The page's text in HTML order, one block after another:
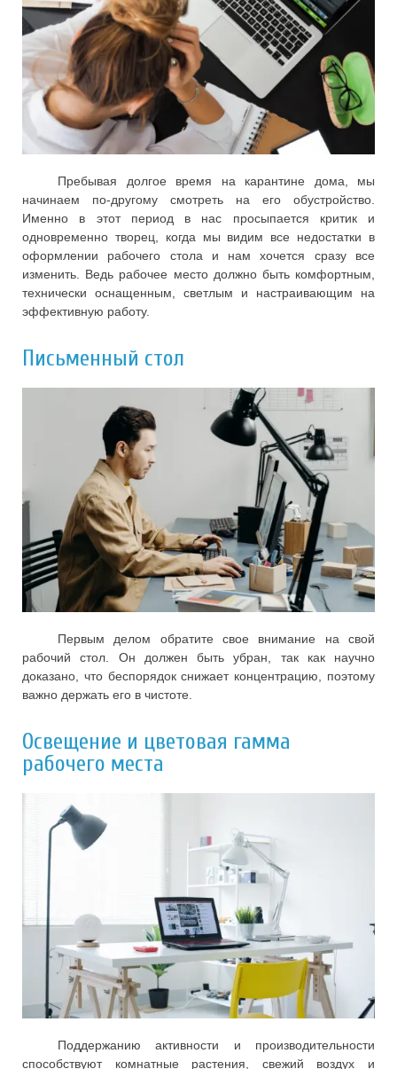
Пребывая долгое время на карантине дома, мы
начинаем по-другому смотреть на его обустройство.
Именно в этот период в нас просыпается критик и
одновременно творец, когда мы видим все недостатки в
оформлении рабочего стола и нам хочется сразу все
изменить. Ведь рабочее место должно быть комфортным,
технически оснащенным, светлым и настраивающим на
эффективную работу.
Письменный стол
Первым делом обратите свое внимание на свой
рабочий стол. Он должен быть убран, так как научно
доказано, что беспорядок снижает концентрацию, поэтому
важно держать его в чистоте.
Освещение и цветовая гамма
рабочего места
Поддержанию активности и производительности
способствуют комнатные растения, свежий воздух и